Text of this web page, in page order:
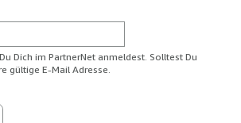
Dich im PartnerNet anmeldest. Solltest Du
gültige E-Mail Adresse.